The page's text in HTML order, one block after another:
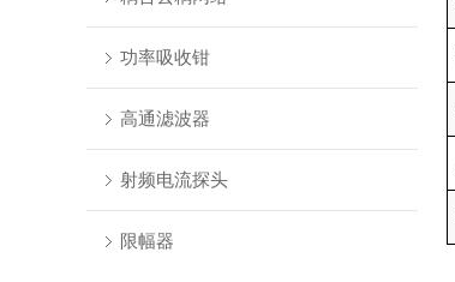
功率吸收钳
高通滤波器
射频电流探头
限幅器